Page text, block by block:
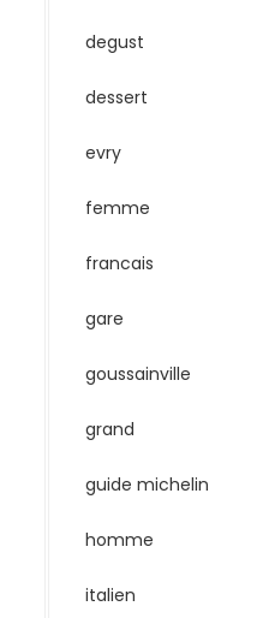
degust
dessert
evry
femme
francais
gare
goussainville
grand
guide michelin
homme
italien